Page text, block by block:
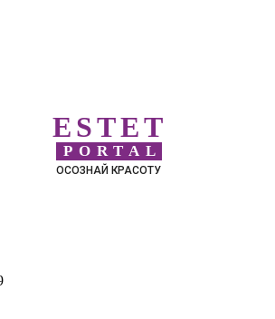
ESTET
PORTAL
ОСОЗНАЙ КРАСОТУ